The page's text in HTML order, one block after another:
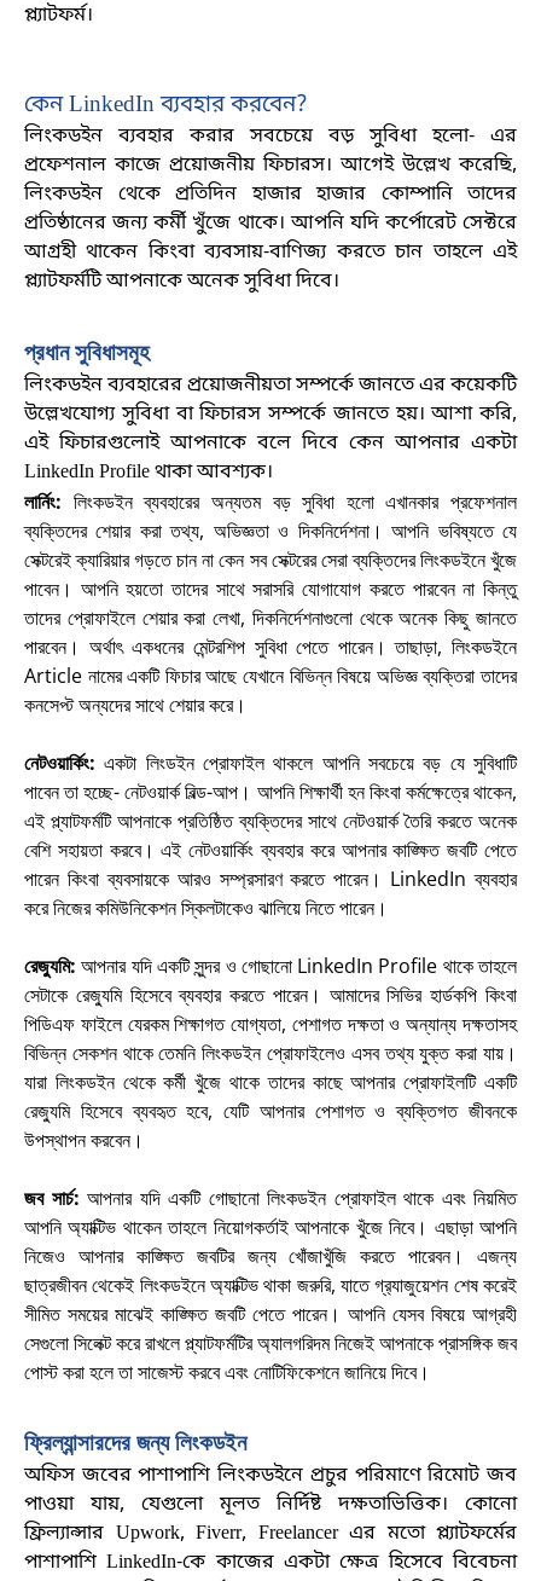
প্ল্যাটফর্ম।
কেনLinkedIn ব্যবহার করবেন?
লিংকডইন ব্যবহার করার সবচেয়ে বড় সুবিধা হলো- এর
প্রফেশনাল কাজে প্রয়োজনীয় ফিচারস। আগেই উল্লেখ করেছি,
লিংকডইন থেকে প্রতিদিন হাজার হাজার কোম্পানি তাদের
প্রতিষ্ঠানের জন্য কর্মী খুঁজে থাকে। আপনি যদি কর্পোরেট সেক্টরে
আগ্রহী থাকেন কিংবা ব্যবসায়-বাণিজ্য করতে চান তাহলে এই
প্ল্যাটফর্মটি আপনাকে অনেক সুবিধা দিবে।
প্রধান সুবিধাসমূহ
লিংকডইন ব্যবহারের প্রয়োজনীয়তা সম্পর্কে জানতে এর কয়েকটি
উল্লেখযোগ্য সুবিধা বা ফিচারস সম্পর্কে জানতে হয়। আশা করি,
এই ফিচারগুলোই আপনাকে বলে দিবে কেন আপনার একটা
LinkedIn Profile থাকা আবশ্যক।
লার্নিং: লিংকডইন ব্যবহারের অন্যতম বড় সুবিধা হলো এখানকার প্রফেশনাল
ব্যক্তিদের শেয়ার করা তথ্য, অভিজ্ঞতা ও দিকনির্দেশনা। আপনি ভবিষ্যতে যে
সেক্টরেই ক্যারিয়ার গড়তে চান না কেন সব সেক্টরের সেরা ব্যক্তিদের লিংকডইনে খুঁজে
পাবেন। আপনি হয়তো তাদের সাথে সরাসরি যোগাযোগ করতে পারবেন না কিন্তু
তাদের প্রোফাইলে শেয়ার করা লেখা, দিকনির্দেশনাগুলো থেকে অনেক কিছু জানতে
পারবেন। অর্থাৎ একধনের মেন্টরশিপ সুবিধা পেতে পারেন। তাছাড়া, লিংকডইনে
Article নামের একটি ফিচার আছে যেখানে বিভিন্ন বিষয়ে অভিজ্ঞ ব্যক্তিরা তাদের
কনসেপ্ট অন্যদের সাথে শেয়ার করে।
নেটওয়ার্কিং: একটা লিংডইন প্রোফাইল থাকলে আপনি সবচেয়ে বড় যে সুবিধাটি
পাবেন তা হচ্ছে- নেটওয়ার্ক বিল্ড-আপ। আপনি শিক্ষার্থী হন কিংবা কর্মক্ষেত্রে থাকেন,
এই প্ল্যাটফর্মটি আপনাকে প্রতিষ্ঠিত ব্যক্তিদের সাথে নেটওয়ার্ক তৈরি করতে অনেক
বেশি সহায়তা করবে। এই নেটওয়ার্কিং ব্যবহার করে আপনার কাঙ্ক্ষিত জবটি পেতে
পারেন কিংবা ব্যবসায়কে আরও সম্প্রসারণ করতে পারেন। LinkedIn ব্যবহার
করে নিজের কমিউনিকেশন স্কিলটাকেও ঝালিয়ে নিতে পারেন।
রেজ্যুমি: আপনার যদি একটি সুন্দর ও গোছানো LinkedIn Profile থাকে তাহলে
সেটাকে রেজ্যুমি হিসেবে ব্যবহার করতে পারেন। আমাদের সিভির হার্ডকপি কিংবা
পিডিএফ ফাইলে যেরকম শিক্ষাগত যোগ্যতা, পেশাগত দক্ষতা ও অন্যান্য দক্ষতাসহ
বিভিন্ন সেকশন থাকে তেমনি লিংকডইন প্রোফাইলেও এসব তথ্য যুক্ত করা যায়।
যারা লিংকডইন থেকে কর্মী খুঁজে থাকে তাদের কাছে আপনার প্রোফাইলটি একটি
রেজ্যুমি হিসেবে ব্যবহৃত হবে, যেটি আপনার পেশাগত ও ব্যক্তিগত জীবনকে
উপস্থাপন করবেন।
জব সার্চ: আপনার যদি একটি গোছানো লিংকডইন প্রোফাইল থাকে এবং নিয়মিত
আপনি অ্যাক্টিভ থাকেন তাহলে নিয়োগকর্তাই আপনাকে খুঁজে নিবে। এছাড়া আপনি
নিজেও আপনার কাঙ্ক্ষিত জবটির জন্য খোঁজাখুঁজি করতে পারেবন। এজন্য
ছাত্রজীবন থেকেই লিংকডইনে অ্যাক্টিভ থাকা জরুরি, যাতে গ্র‍্যাজুয়েশন শেষ করেই
সীমিত সময়ের মাঝেই কাঙ্ক্ষিত জবটি পেতে পারেন। আপনি যেসব বিষয়ে আগ্রহী
সেগুলো সিলেক্ট করে রাখলে প্ল্যাটফর্মটির অ্যালগরিদম নিজেই আপনাকে প্রাসঙ্গিক জব
পোস্ট করা হলে তা সাজেস্ট করবে এবং নোটিফিকেশনে জানিয়ে দিবে।
ফ্রিল্যান্সারদের জন্য লিংকডইন
অফিস জবের পাশাপাশি লিংকডইনে প্রচুর পরিমাণে রিমোট জব
পাওয়া যায়, যেগুলো মূলত নির্দিষ্ট দক্ষতাভিত্তিক। কোনো
ফ্রিল্যান্সার Upwork, Fiverr, Freelancer এর মতো প্ল্যাটফর্মের
পাশাপাশি LinkedIn-কে কাজের একটা ক্ষেত্র হিসেবে বিবেচনা